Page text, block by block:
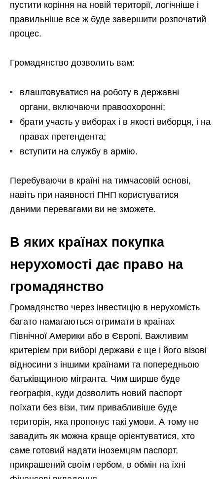
пустити коріння на новій території, логічніше і
правильніше все ж буде завершити розпочатий
процес.
Громадянство дозволить вам:
влаштовуватися на роботу в державні
органи, включаючи правоохоронні;
брати участь у виборах і в якості виборця, і на
правах претендента;
вступити на службу в армію.
Перебуваючи в країні на тимчасовій основі,
навіть при наявності ПНП користуватися
даними перевагами ви не зможете.
В яких країнах покупка
нерухомості дає право на
громадянство
Громадянство через інвестицію в нерухомість
багато намагаються отримати в країнах
Північної Америки або в Європі. Важливим
критерієм при виборі держави є ще і його візові
відносини з іншими країнами та попередньою
батьківщиною мігранта. Чим ширше буде
географія, куди дозволить новий паспорт
поїхати без візи, тим привабливіше буде
територія, яка пропонує такі умови. А тому не
завадить як можна краще орієнтуватися, хто
саме готовий надати іноземцям паспорт,
прикрашений своїм гербом, в обмін на їхні